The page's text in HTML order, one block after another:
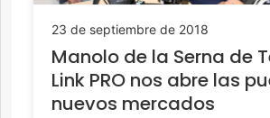
23 de septiembre de 2018
Manolo de la Serna de
Link PRO nos abre las
nuevos mercados